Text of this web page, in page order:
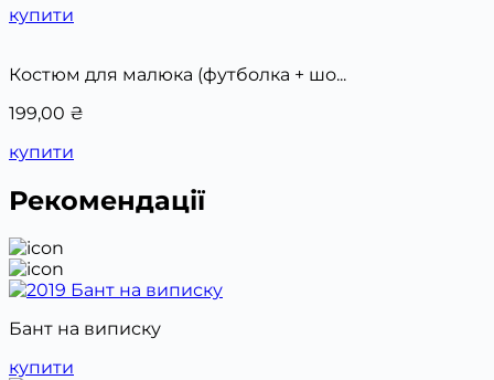
купити
Костюм для малюка (футболка + шо...
199,00 ₴
купити
Рекомендації
Бант на виписку
купити